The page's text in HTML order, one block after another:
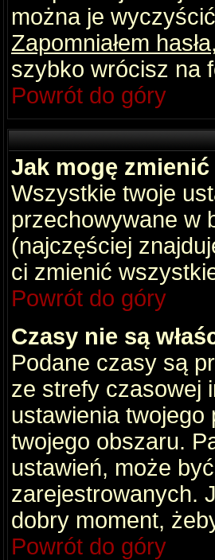
można je
Zapomniałem hasła
szybko wrócisz na
Powrót do góry
Jak mogę
Wszystkie twoje
przechowywane w
(najczęściej
ci zmienić
Powrót do góry
Czasy nie są
Podane czasy są
ze strefy czasowej
ustawienia
twojego obszaru.
ustawień, może
zarejestrowanych.
dobry moment,
Powrót do góry